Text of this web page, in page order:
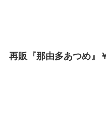
再販『那由多あつめ』